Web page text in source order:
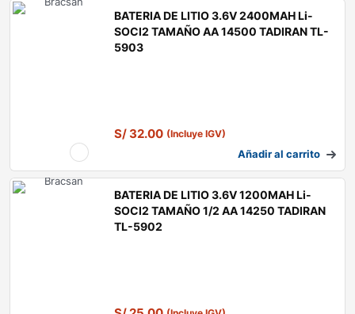
BATERIA DE LITIO 3.6V 2400MAH Li-
SOCl2 TAMAÑO AA 14500 TADIRAN TL-
5903
S/32.00 (Incluye IGV)
Añadir al carrito
BATERIA DE LITIO 3.6V 1200MAH Li-
SOCl2 TAMAÑO 1/2 AA 14250 TADIRAN
TL-5902